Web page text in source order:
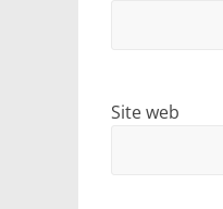
Site web